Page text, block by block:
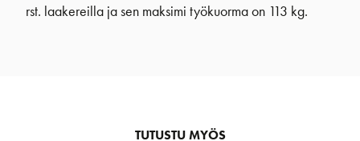
rst. laakereilla ja sen maksimi työkuorma on 113 kg.
TUTUSTU MYÖS